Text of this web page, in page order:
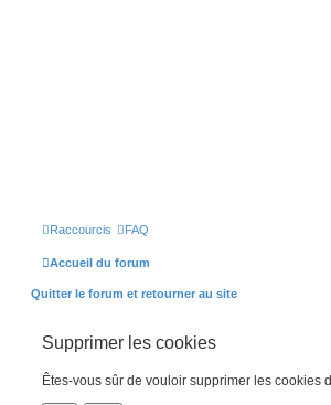
Raccourcis FAQ
Accueil du forum
Quitter le forum et retourner au site
Supprimer les cookies
Êtes-vous sûr de vouloir supprimer les cookies